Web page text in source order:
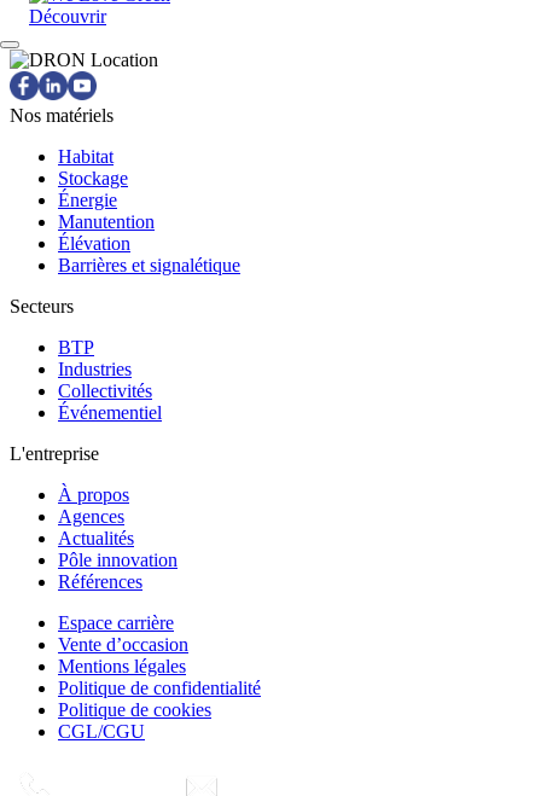
Découvrir
Nos matériels
Habitat
Stockage
Énergie
Manutention
Élévation
Barrières et signalétique
Secteurs
BTP
Industries
Collectivités
Événementiel
L'entreprise
À propos
Agences
Actualités
Pôle innovation
Références
Espace carrière
Vente d’occasion
Mentions légales
Politique de confidentialité
Politique de cookies
CGL/CGU